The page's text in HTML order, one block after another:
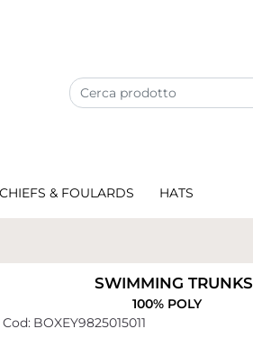
& FOULARDS HATS
SWIMMING TRUNKS
100% POLY
Cod: BOXEY9825015011